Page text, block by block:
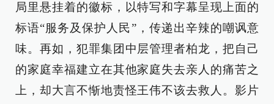
局里悬挂着的徽标，以特写和字幕呈现上面的
标语“服务及保护人民”，传递出辛辣的嘲讽意
味。再如，犯罪集团中层管理者柏龙，把自己
的家庭幸福建立在其他家庭失去亲人的痛苦之
上，却大言不惭地责怪王伟不该去救人。影片